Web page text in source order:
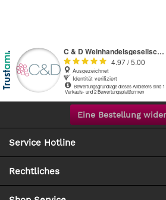
Eine Bestellung
Service Hotline
Rechtliches